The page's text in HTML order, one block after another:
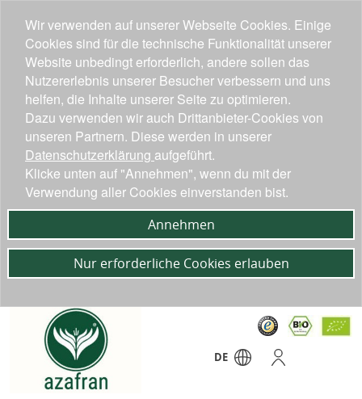
DE
Wir verwenden auf unserer Webseite Cookies. Einige
Cookies sind für die technische Funktionalität unserer
Website unbedingt erforderlich, andere sollen das
Nutzererlebnis unserer Besucher verbessern und uns
helfen, die Inhalte unserer Seite zu optimieren.
Dazu verwenden wir auch Drittanbieter-Cookies von
unseren Partnern. Diese werden in unserer
Datenschutzerklärung aufgeführt.
Klicke unten auf "Annehmen", wenn du mit der
Verwendung aller Cookies einverstanden bist.
Annehmen
Nur erforderliche Cookies erlauben